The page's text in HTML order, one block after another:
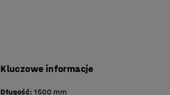
Kluczowe informacje
Długość: 1500 mm